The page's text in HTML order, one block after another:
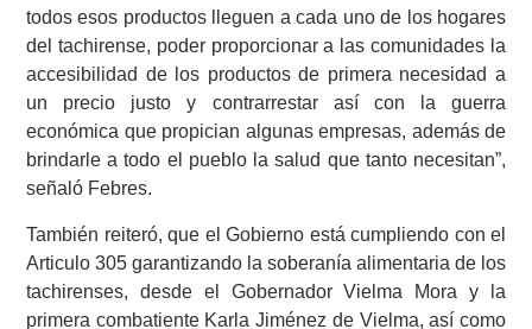
todos esos productos lleguen a cada uno de los hogares
del tachirense, poder proporcionar a las comunidades la
accesibilidad de los productos de primera necesidad a
un precio justo y contrarrestar así con la guerra
económica que propician algunas empresas, además de
brindarle a todo el pueblo la salud que tanto necesitan”,
señaló Febres.
También reiteró, que el Gobierno está cumpliendo con el
Articulo 305 garantizando la soberanía alimentaria de los
tachirenses, desde el Gobernador Vielma Mora y la
primera combatiente Karla Jiménez de Vielma, así como